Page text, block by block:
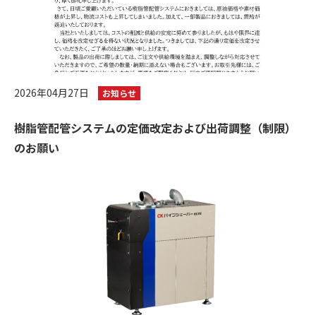
2026年04月27日 お知らせ
樹脂管配管システムの定価改定および出荷調整（制限）
のお願い